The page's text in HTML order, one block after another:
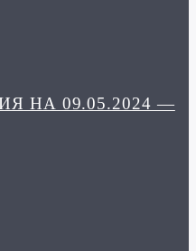
НА 09.05.2024 —